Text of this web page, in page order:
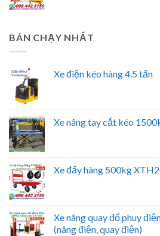
BÁN CHẠY NHẤT
Xe điện kéo hàng 4.5 tấn
Xe nâng tay cắt kéo
Xe đẩy hàng 500kg
Xe nâng quay đổ phuy
(nâng điện, quay điện)